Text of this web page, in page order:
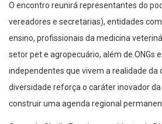
O encontro reunirá representantes do
vereadores e secretarias), entidades
ensino, profissionais da medicina
setor pet e agropecuário, além de ONGs
independentes que vivem a realidade da
diversidade reforça o caráter inovador
construir uma agenda regional